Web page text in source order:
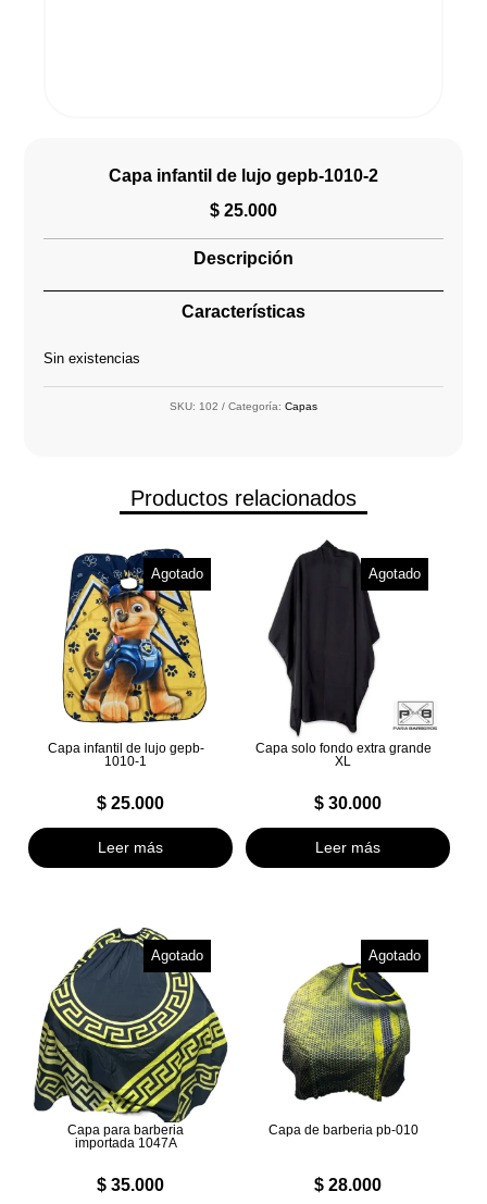
Capa infantil de lujo gepb-1010-2
$ 25.000
Descripción
Características
Sin existencias
SKU: 102 Categoría: Capas
Productos relacionados
Agotado
Capa infantil de lujo gepb-
1010-1
$25.000
Leer más
Agotado
Capa solo fondo extra grande
XL
$30.000
Leer más
Agotado
Capa para barberia
importada 1047A
$35.000
Agotado
Capa de barberia pb-010
$28.000